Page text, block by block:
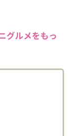
グルメをもっ